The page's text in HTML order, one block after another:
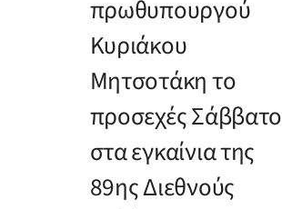
πρωθυπουργού
Κυριάκου
Μητσοτάκη το
προσεχές Σάββατο
στα εγκαίνια της
89ης Διεθνούς